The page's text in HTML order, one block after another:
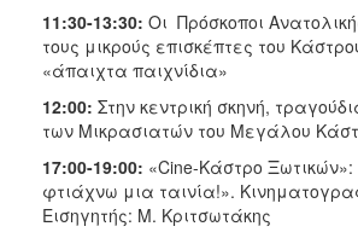
11:30-13:30: Οι Πρόσκοποι
τους μικρούς επισκέπτες του
«άπαιχτα παιχνίδια»
12:00: Στην κεντρική σκηνή,
των Μικρασιατών του Μεγάλου
17:00-19:00: «Cine-Κάστρο Ξωτικών»:
φτιάχνω μια ταινία!».
Εισηγητής: Μ. Κριτσωτάκης